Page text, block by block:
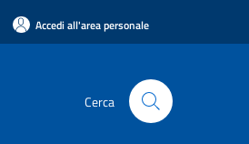
Accedi all'area personale
Cerca